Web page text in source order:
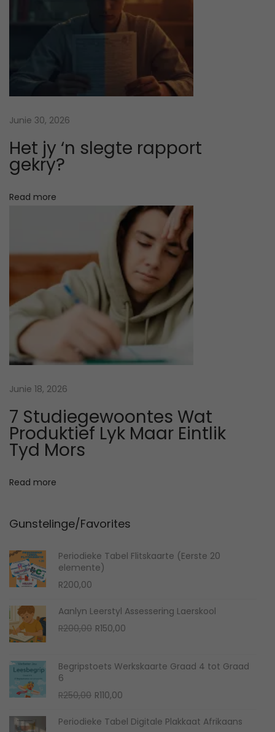
e
k
a
a
e
e
.
a
n
e
e
t
v
e
i
n
g
v
r
s
Junie 30, 2026
Het jy ‘n slegte rapport
gekry?
Read more
Junie 18, 2026
7 Studiegewoontes Wat
Produktief Lyk Maar Eintlik
Tyd Mors
Read more
Gunstelinge/Favorites
Periodieke Tabel Flitskaarte (Eerste 20
elemente)
R200,00
Aanlyn Leerstyl Assessering Laerskool
R200,00 R150,00
Begripstoets Werkskaarte Graad 4 tot Graad
6
R250,00 R110,00
Periodieke Tabel Digitale Plakkaat Afrikaans